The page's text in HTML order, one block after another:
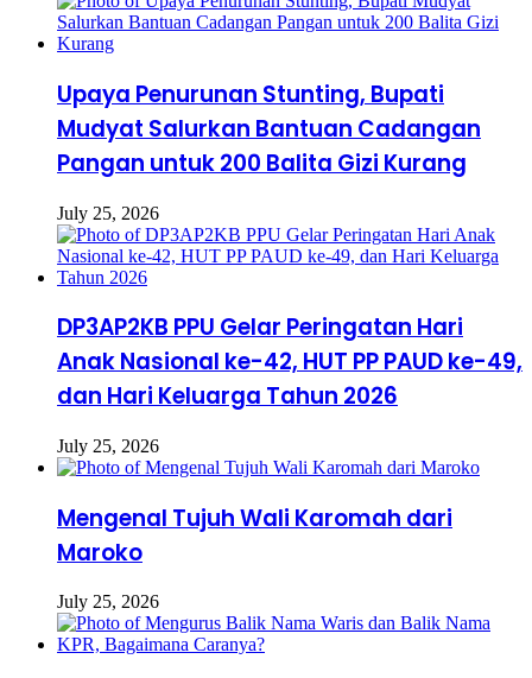
Upaya Penurunan Stunting, Bupati
Mudyat Salurkan Bantuan Cadangan
Pangan untuk 200 Balita Gizi Kurang
July 25, 2026
DP3AP2KB PPU Gelar Peringatan Hari
Anak Nasional ke-42, HUT PP PAUD ke-49,
dan Hari Keluarga Tahun 2026
July 25, 2026
Mengenal Tujuh Wali Karomah dari
Maroko
July 25, 2026